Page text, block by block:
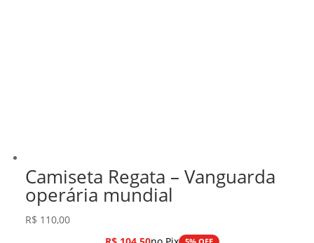
Camiseta Regata – Vanguarda
operária mundial
R$ 110,00